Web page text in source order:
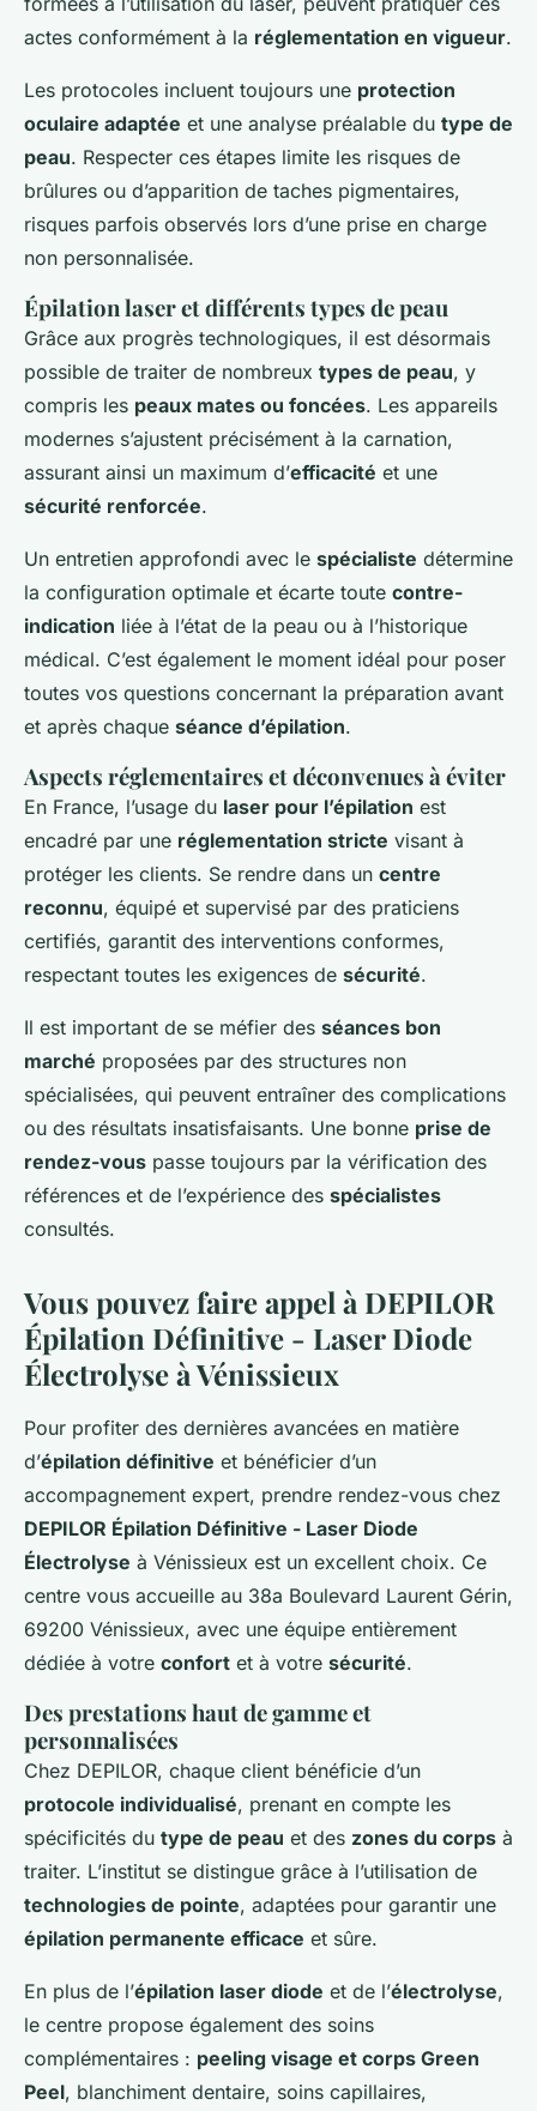
actes conformément à la réglementation en vigueur.
Les protocoles incluent toujours une protection
oculaire adaptée et une analyse préalable du type de
peau. Respecter ces étapes limite les risques de
brûlures ou d’apparition de taches pigmentaires,
risques parfois observés lors d’une prise en charge
non personnalisée.
Épilation laser et différents types de peau
Grâce aux progrès technologiques, il est désormais
possible de traiter de nombreux types de peau, y
compris les peaux mates ou foncées. Les appareils
modernes s’ajustent précisément à la carnation,
assurant ainsi un maximum d’efficacité et une
sécurité renforcée.
Un entretien approfondi avec le spécialiste détermine
la configuration optimale et écarte toute contre-
indication liée à l’état de la peau ou à l’historique
médical. C’est également le moment idéal pour poser
toutes vos questions concernant la préparation avant
et après chaque séance d’épilation.
Aspects réglementaires et déconvenues à éviter
En France, l’usage du laser pour l’épilation est
encadré par une réglementation stricte visant à
protéger les clients. Se rendre dans un centre
reconnu, équipé et supervisé par des praticiens
certifiés, garantit des interventions conformes,
respectant toutes les exigences de sécurité.
Il est important de se méfier des séances bon
marché proposées par des structures non
spécialisées, qui peuvent entraîner des complications
ou des résultats insatisfaisants. Une bonne prise de
rendez-vous passe toujours par la vérification des
références et de l’expérience des spécialistes
consultés.
Vous pouvez faire appel à DEPILOR
Épilation Définitive - Laser Diode
Électrolyse à Vénissieux
Pour profiter des dernières avancées en matière
d’épilation définitive et bénéficier d’un
accompagnement expert, prendre rendez-vous chez
DEPILOR Épilation Définitive - Laser Diode
Électrolyse à Vénissieux est un excellent choix. Ce
centre vous accueille au 38a Boulevard Laurent Gérin,
69200 Vénissieux, avec une équipe entièrement
dédiée à votre confort et à votre sécurité.
Des prestations haut de gamme et
personnalisées
Chez DEPILOR, chaque client bénéficie d’un
protocole individualisé, prenant en compte les
spécificités du type de peau et des zones du corps à
traiter. L’institut se distingue grâce à l’utilisation de
technologies de pointe, adaptées pour garantir une
épilation permanente efficace et sûre.
En plus de l’épilation laser diode et de l’électrolyse,
le centre propose également des soins
complémentaires : peeling visage et corps Green
Peel, blanchiment dentaire, soins capillaires,